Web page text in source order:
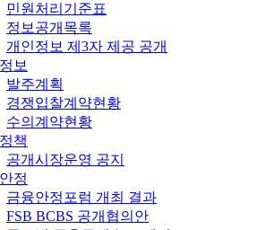
민원처리기준표
정보공개목록
개인정보 제3자 제공 공개
보
발주계획
경쟁입찰계약현황
수의계약현황
책
공개시장운영 공지
정
금융안정포럼 개최 결과
FSB BCBS 공개협의안